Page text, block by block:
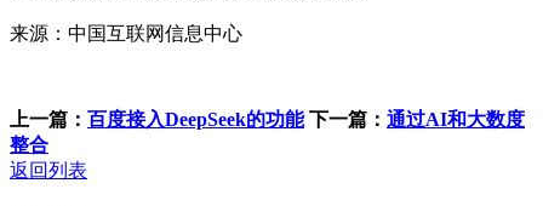
来源：中国互联网信息中心
上一篇： 百度接入DeepSeek的功能 下一篇： 通过AI和大数度
整合
返回列表